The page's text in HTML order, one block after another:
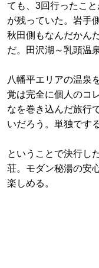
ても、3回行ったこ
が残っていた。岩手
秋田側もなんだかん
だ。田沢湖～乳頭温
八幡平エリアの温泉
覚は完全に個人のコ
なを巻き込んだ旅行
いだろう。単独です
ということで決行し
荘。モダン秘湯の安
楽しめる。